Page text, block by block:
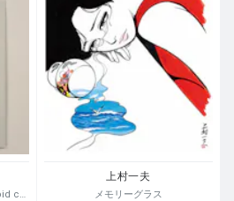
【荒木経惟/サイン入り】Polaroid collage
上村一夫
メモリーグラス